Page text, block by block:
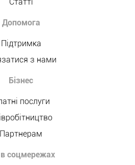
Допомога
Підтримка
з нами
Бізнес
послуги
Партнерам
соцмережах